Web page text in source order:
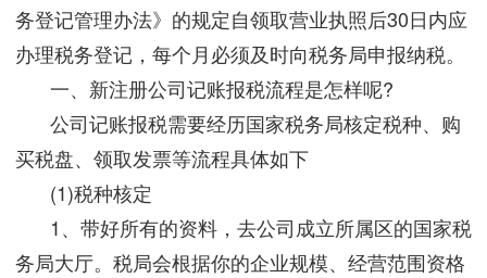
务登记管理办法》的规定自领取营业执照后30日内应
办理税务登记，每个月必须及时向税务局申报纳税。
一、新注册公司记账报税流程是怎样呢?
公司记账报税需要经历国家税务局核定税种、购
买税盘、领取发票等流程具体如下
(1)税种核定
1、带好所有的资料，去公司成立所属区的国家税
务局大厅。税局会根据你的企业规模、经营范围资格